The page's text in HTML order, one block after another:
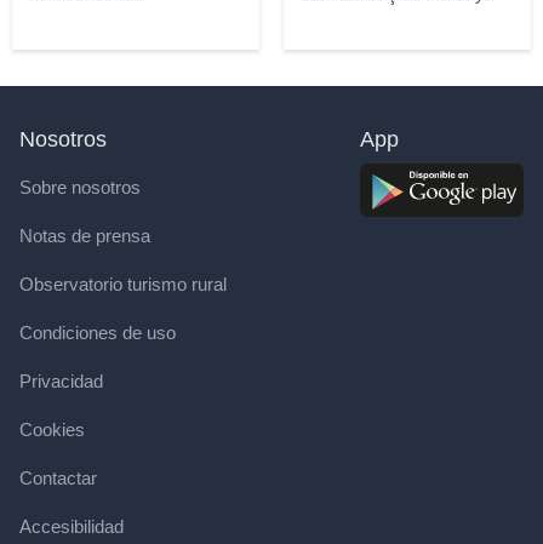
Nosotros
Sobre nosotros
Notas de prensa
Observatorio turismo rural
Condiciones de uso
Privacidad
Cookies
Contactar
Accesibilidad
App